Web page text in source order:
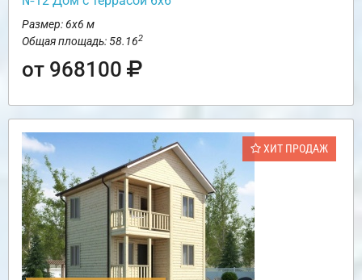
Размер: 6х6 м
Общая площадь: 58.162
от 968100
ХИТ ПРОДАЖ